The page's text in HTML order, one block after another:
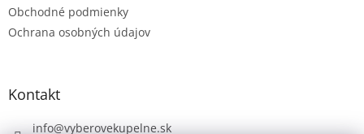
Obchodné podmienky
Ochrana osobných údajov
Kontakt
info@vyberovekupelne.sk